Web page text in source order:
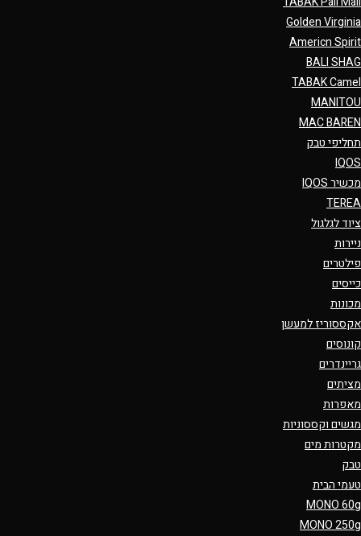
Golden Virginia
Americn Spirit
BALI SHAG
TABAK Camel
MANITOU
MAC BAREN
תחליפי טבק
IQOS
מכשיר IQOS
TEREA
ציוד לגלגול
ניירות
פילטרים
כייסים
מכונות
אקססוריז למעשן
קונוסים
גריינדרים
מציתים
מאפרות
מגשים וקססוניות
מקטרות מים
טבק
טעמי הבית
MONO 60g
MONO 250g